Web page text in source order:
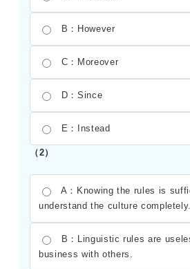
B：However
C：Moreover
D：Since
E：Instead
（2）
A：Knowing the rules is
understand the culture completely.
B：Linguistic rules are
business with others.